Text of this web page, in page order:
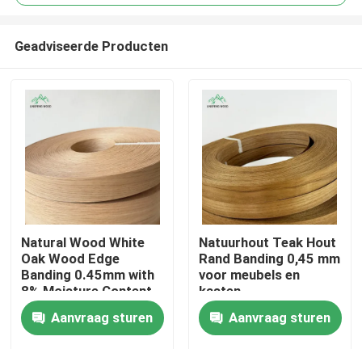
Huis
Geadviseerde Producten
Natural Wood White
Oak Wood Edge
Banding 0.45mm with
8% Moisture Content
and Fleece-Backed
for Furniture and
Cabinets
Aanvraag sturen
Natuurhout Teak Hout
Rand Banding 0,45 mm
voor meubels en
kasten
Aanvraag sturen